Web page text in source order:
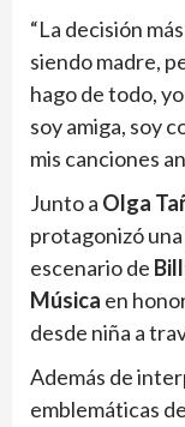
“La decisión
siendo madre,
hago de todo,
soy amiga, soy
mis canciones
Junto a Olga
protagonizó
escenario de
Música en
desde niña a
Además de
emblemáticas